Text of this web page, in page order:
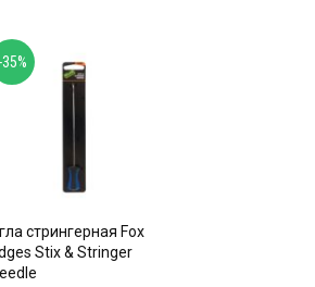
стрингерная Fox
Stix & Stringer
-35%